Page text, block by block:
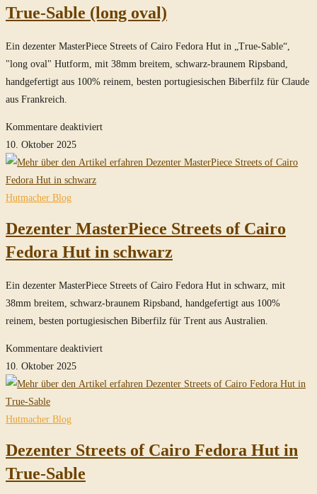
Turn
True-
Sable
True-Sable (long oval)
Ein dezenter MasterPiece Streets of Cairo Fedora Hut in „True-Sable“,
"long oval" Hutform, mit 38mm breitem, schwarz-braunem Ripsband,
handgefertigt aus 100% reinem, besten portugiesischen Biberfilz für Claude
aus Frankreich.
Kommentare deaktiviertfür
MasterPiece
True-
Sable
oval)
10. Oktober 2025
Hutmacher Blog
Dezenter MasterPiece Streets of Cairo
Fedora Hut in schwarz
Ein dezenter MasterPiece Streets of Cairo Fedora Hut in schwarz, mit
38mm breitem, schwarz-braunem Ripsband, handgefertigt aus 100%
reinem, besten portugiesischen Biberfilz für Trent aus Australien.
Kommentare deaktiviertfür
MasterPiece
Fedora
10. Oktober 2025
Hutmacher Blog
Dezenter Streets of Cairo Fedora Hut in
True-Sable